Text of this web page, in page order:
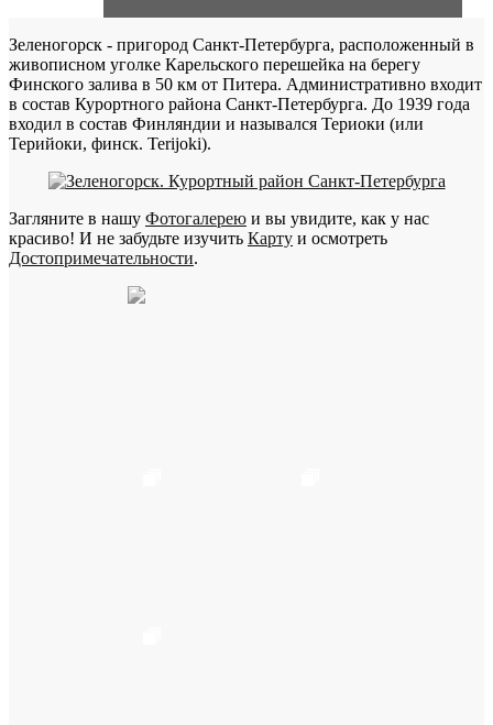
Зеленогорск - пригород Санкт-Петербурга, расположенный в
живописном уголке Карельского перешейка на берегу
Финского залива в 50 км от Питера. Административно входит
в состав Курортного района Санкт-Петербурга. До 1939 года
входил в состав Финляндии и назывался Териоки (или
Терийоки, финск. Terijoki).
Загляните в нашу Фотогалерею и вы увидите, как у нас
красиво! И не забудьте изучить Карту и осмотреть
Достопримечательности.